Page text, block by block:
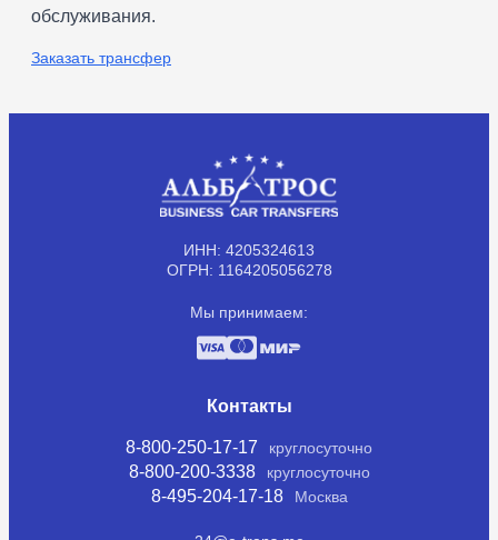
обслуживания.
Заказать трансфер
ИНН: 4205324613
ОГРН: 1164205056278
Мы принимаем:
Контакты
8-800-250-17-17 круглосуточно
8-800-200-3338 круглосуточно
8-495-204-17-18 Москва